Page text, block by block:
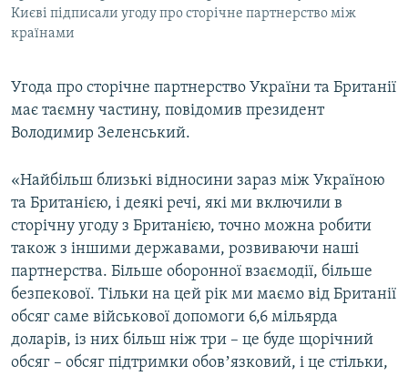
УКР
ДОЛУЧАЙСЯ!
Усі сайти RFE/RL
Києві підписали угоду про сторічне партнерство між
країнами
Угода про сторічне партнерство України та Британії
має таємну частину, повідомив президент
Володимир Зеленський.
«Найбільш близькі відносини зараз між Україною
та Британією, і деякі речі, які ми включили в
сторічну угоду з Британією, точно можна робити
також з іншими державами, розвиваючи наші
партнерства. Більше оборонної взаємодії, більше
безпекової. Тільки на цей рік ми маємо від Британії
обсяг саме військової допомоги 6,6 мільярда
доларів, із них більш ніж три – це буде щорічний
обсяг – обсяг підтримки обовʼязковий, і це стільки,